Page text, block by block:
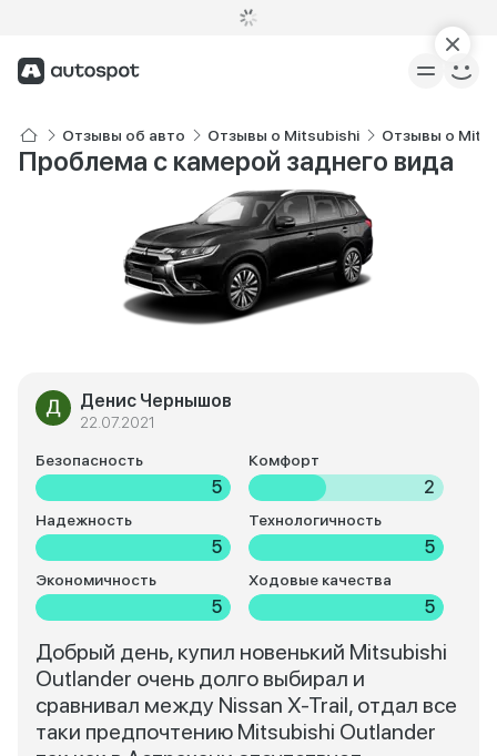
Отзывы об авто Отзывы о Mitsubishi Отзывы о
Проблема с камерой заднего вида
Денис Чернышов
22.07.2021
Безопасность
5
Комфорт
2
Надежность
5
Технологичность
5
Экономичность
5
Ходовые качества
5
Добрый день, купил новенький Mitsubishi
Outlander очень долго выбирал и
сравнивал между Nissan X-Trail, отдал все
таки предпочтению Mitsubishi Outlander